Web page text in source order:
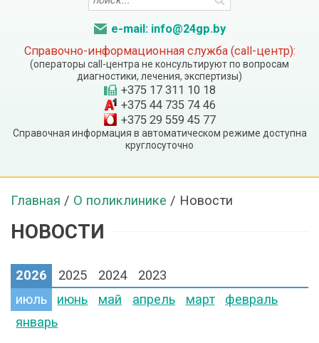
e-mail: info@24gp.by
Справочно-информационная служба (call-центр):
(операторы call-центра не консультируют по вопросам
диагностики, лечения, экспертизы)
+375 17 311 10 18
+375 44 735 74 46
+375 29 559 45 77
Справочная информация в автоматическом режиме доступна
круглосуточно
Главная / О поликлинике / Новости
НОВОСТИ
2026 2025 2024
2023
июль
июнь май апрель март
февраль
январь